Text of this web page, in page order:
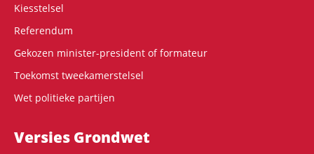
Kiesstelsel
Referendum
Gekozen minister-president of formateur
Toekomst tweekamerstelsel
Wet politieke partijen
Versies Grondwet